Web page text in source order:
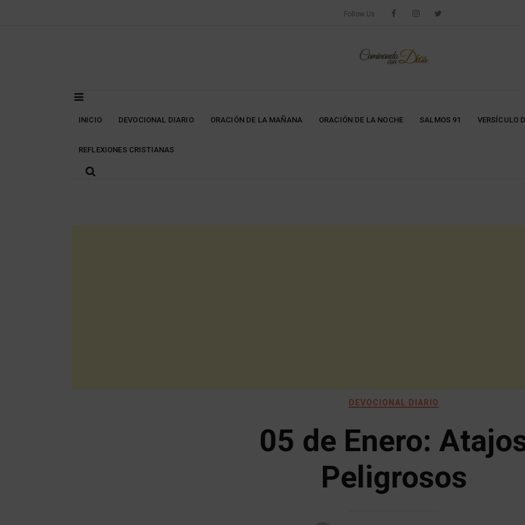
Follow Us
INICIO DEVOCIONAL DIARIO ORACIÓN DE LA MAÑANA ORACIÓN DE LA NOCHE SALMOS 91 VERSÍCULO
REFLEXIONES CRISTIANAS
DEVOCIONAL DIARIO
05 de Enero:
Peligrosos